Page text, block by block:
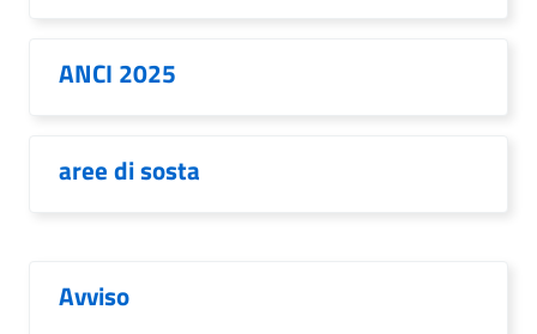
ANCI 2025
aree di sosta
Avviso